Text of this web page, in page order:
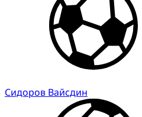
Сидоров Вайсдин